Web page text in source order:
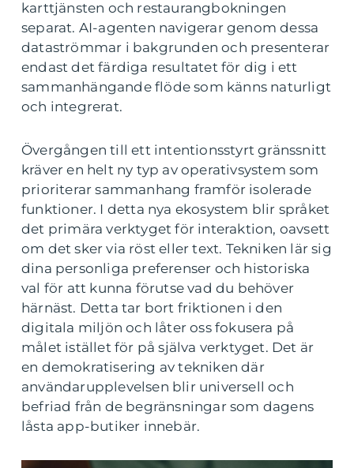
karttjänsten och restaurangbokningen
separat. AI-agenten navigerar genom dessa
dataströmmar i bakgrunden och presenterar
endast det färdiga resultatet för dig i ett
sammanhängande flöde som känns naturligt
och integrerat.
Övergången till ett intentionsstyrt gränssnitt
kräver en helt ny typ av operativsystem som
prioriterar sammanhang framför isolerade
funktioner. I detta nya ekosystem blir språket
det primära verktyget för interaktion, oavsett
om det sker via röst eller text. Tekniken lär sig
dina personliga preferenser och historiska
val för att kunna förutse vad du behöver
härnäst. Detta tar bort friktionen i den
digitala miljön och låter oss fokusera på
målet istället för på själva verktyget. Det är
en demokratisering av tekniken där
användarupplevelsen blir universell och
befriad från de begränsningar som dagens
låsta app-butiker innebär.